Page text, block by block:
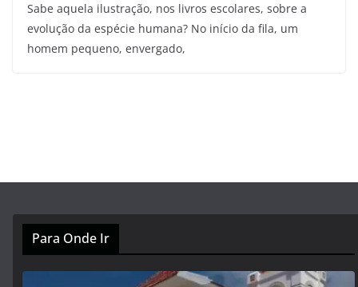
Sabe aquela ilustração, nos livros escolares, sobre a
evolução da espécie humana? No início da fila, um
homem pequeno, envergado,
Para Onde Ir